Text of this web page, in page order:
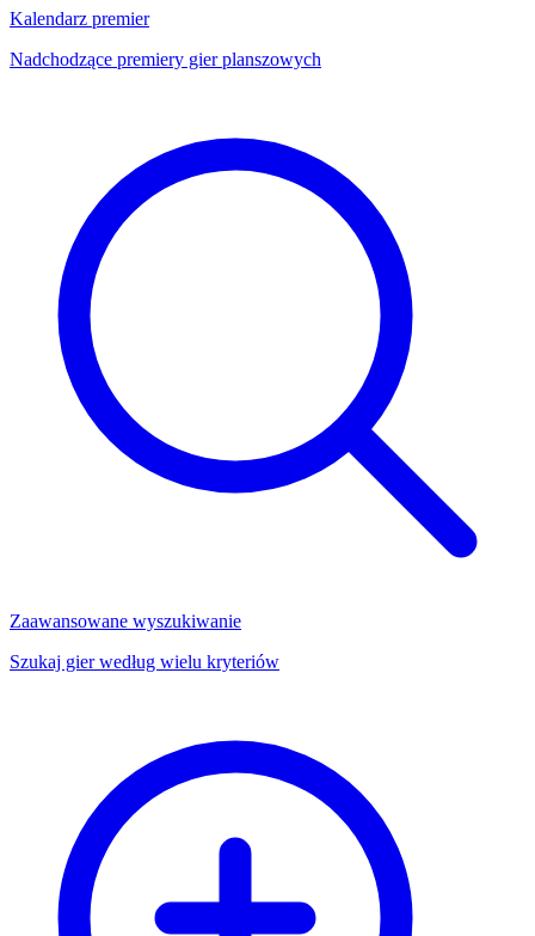
Kalendarz premier
Nadchodzące premiery gier planszowych
Zaawansowane wyszukiwanie
Szukaj gier według wielu kryteriów